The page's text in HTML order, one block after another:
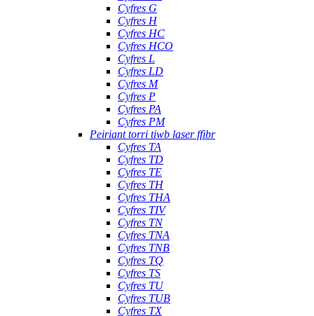
Cyfres G
Cyfres H
Cyfres HC
Cyfres HCO
Cyfres L
Cyfres LD
Cyfres M
Cyfres P
Cyfres PA
Cyfres PM
Peiriant torri tiwb laser ffibr
Cyfres TA
Cyfres TD
Cyfres TE
Cyfres TH
Cyfres THA
Cyfres TIV
Cyfres TN
Cyfres TNA
Cyfres TNB
Cyfres TQ
Cyfres TS
Cyfres TU
Cyfres TUB
Cyfres TX